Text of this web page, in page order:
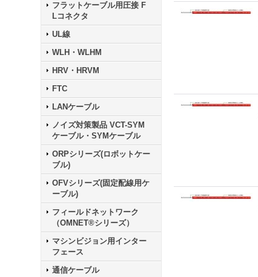
フラットケーブル用圧接 F
Lコネクタ
UL線
WLH・WLHM
HRV・HRVM
FTC
LANケーブル
ノイズ対策製品 VCT-SYM
ケーブル・SYMケーブル
ORPシリーズ(ロボットケー
ブル)
OFVシリーズ(固定配線用ケ
ーブル)
フィールドネットワーク
（OMNET®シリーズ）
マシンビジョン用インター
フェース
通信ケーブル